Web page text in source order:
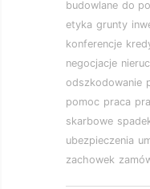
budowlane do
etyka grunty
konferencje
negocjacje
odszkodowanie
pomoc praca
skarbowe
ubezpieczenia
zachowek